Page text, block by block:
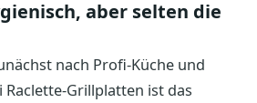
aber selten die
nach Profi-Küche und
Raclette-Grillplatten ist das